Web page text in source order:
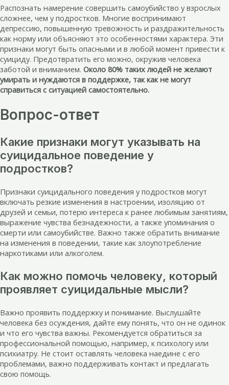
Распознать намерение совершить самоубийство у взрослых
сложнее, чем у подростков. Многие воспринимают
депрессию, повышенную тревожность и раздражительность
как норму или объясняют это особенностями характера. Эти
признаки могут быть опасными и в любой момент привести к
суициду. Предотвратить его можно, окружив человека
заботой и вниманием. Около 80% таких людей не желают
умирать и нуждаются в поддержке, так как не могут
справиться с ситуацией самостоятельно.
Вопрос-ответ
Какие признаки могут указывать на
суицидальное поведение у
подростков?
Признаки суицидального поведения у подростков могут
включать резкие изменения в настроении, изоляцию от
друзей и семьи, потерю интереса к ранее любимым занятиям,
выражение чувства безнадежности, а также упоминания о
смерти или самоубийстве. Важно также обратить внимание
на изменения в поведении, такие как злоупотребление
наркотиками или алкоголем.
Как можно помочь человеку, который
проявляет суицидальные мысли?
Важно проявить поддержку и понимание. Выслушайте
человека без осуждения, дайте ему понять, что он не одинок
и что его чувства важны. Рекомендуется обратиться за
профессиональной помощью, например, к психологу или
психиатру. Не стоит оставлять человека наедине с его
проблемами, важно поддерживать контакт и предлагать
свою помощь.